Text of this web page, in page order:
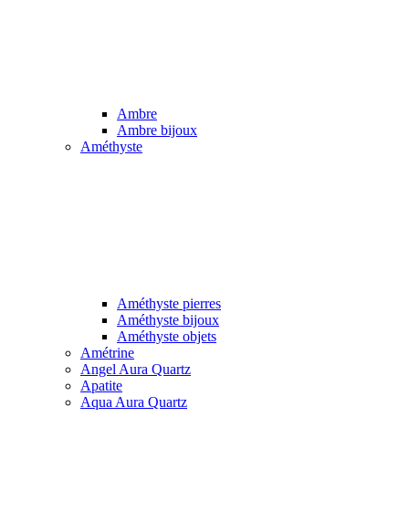
Ambre
Ambre bijoux
Améthyste
Améthyste pierres
Améthyste bijoux
Améthyste objets
Amétrine
Angel Aura Quartz
Apatite
Aqua Aura Quartz